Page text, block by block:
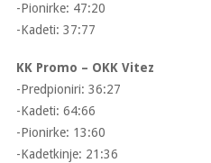
-Pionirke: 47:20
-Kadeti: 37:77
KK Promo – OKK Vitez
-Predpioniri: 36:27
-Kadeti: 64:66
-Pionirke: 13:60
-Kadetkinje: 21:36